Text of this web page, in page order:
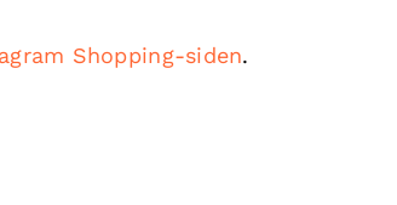
Shopping-siden.